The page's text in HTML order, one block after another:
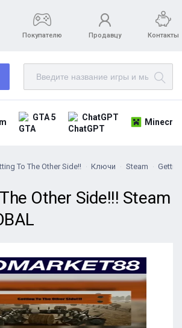
Покупателю Продавцу Контакты
GTA 5 ChatGPT
To The Other Side!! Ключи Steam
Other Side!!! Steam